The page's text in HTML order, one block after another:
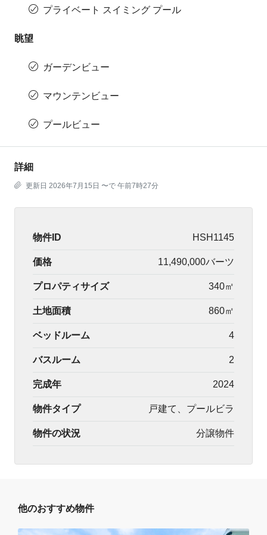
プライベート スイミング プール
眺望
ガーデンビュー
マウンテンビュー
プールビュー
詳細
更新日 2026年7月15日 〜で 午前7時27分
物件ID HSH1145
価格 11,490,000バーツ
プロパティサイズ 340㎡
土地面積 860㎡
ベッドルーム 4
バスルーム 2
完成年 2024
物件タイプ 戸建て、プールビラ
物件の状況 分譲物件
他のおすすめ物件